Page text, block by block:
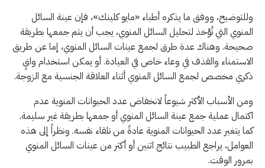
وللتوضيح، ووفق ما يذكره أطباء «مايو كلينك»، فإن عينة السائل
المنوي التي تُؤخذ لتحليل السائل المنوي، يجب أن يتم جمعها بطريقة
صحيحة. وهناك عدة طرق لجمع عينات السائل المنوي، إما عن طريق
الاستمناء والقذف في وعاء خاص في العيادة. أو يمكن استخدام واقٍ
ذكري مخصص لجمع السائل المنوي أثناء العلاقة الجنسية مع الزوجة.
ومن الأسباب الأكثر شيوعاً لانخفاض عدد الحيوانات المنوية عدم
اكتمال عملية جمع عينة السائل المنوي أو جمعها بطريقة غير سليمة.
كما يتغير عدد الحيوانات المنوية عادةً من تلقاء نفسه. ونظراً إلى هذه
العوامل، يراجع الطبيب نتائج اثنين أو أكثر من عينات السائل المنوي
بمرور الوقت.